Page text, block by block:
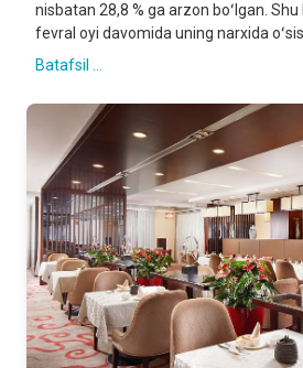
nisbatan 28,8 % ga arzon boʻlgan. Shu
fevral oyi davomida uning narxida
Batafsil ...